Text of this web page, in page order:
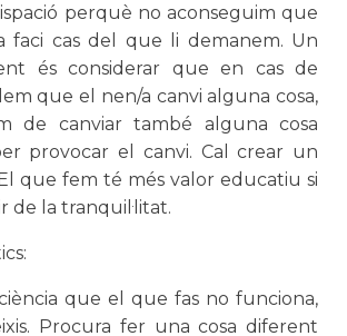
perquè no aconseguim que
faci cas del que li demanem. Un
és considerar que en cas de
que el nen/a canvi alguna cosa,
de canviar també alguna cosa
provocar el canvi. Cal crear un
que fem té més valor educatiu si
de la tranquil·litat.
que el que fas no funciona,
Procura fer una cosa diferent